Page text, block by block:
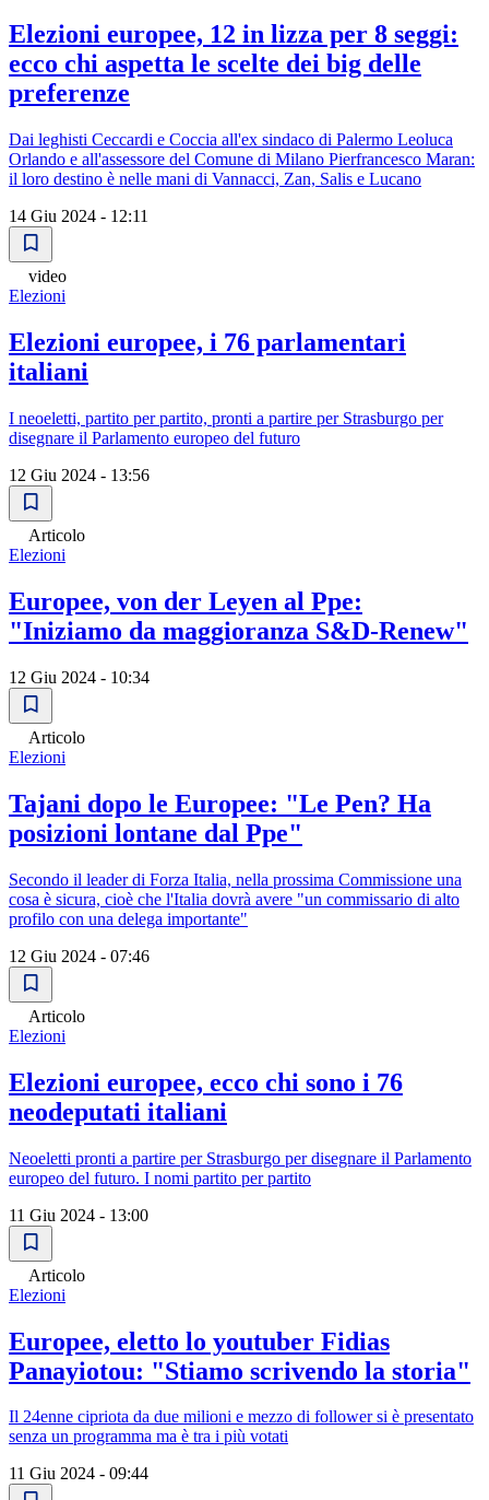
Elezioni europee, 12 in lizza per 8 seggi:
ecco chi aspetta le scelte dei big delle
preferenze
Dai leghisti Ceccardi e Coccia all'ex sindaco di Palermo Leoluca
Orlando e all'assessore del Comune di Milano Pierfrancesco Maran:
il loro destino è nelle mani di Vannacci, Zan, Salis e Lucano
14 Giu 2024 - 12:11
video
Elezioni
Elezioni europee, i 76 parlamentari
italiani
I neoeletti, partito per partito, pronti a partire per Strasburgo per
disegnare il Parlamento europeo del futuro
12 Giu 2024 - 13:56
Articolo
Elezioni
Europee, von der Leyen al Ppe:
"Iniziamo da maggioranza S&D-Renew"
12 Giu 2024 - 10:34
Articolo
Elezioni
Tajani dopo le Europee: "Le Pen? Ha
posizioni lontane dal Ppe"
Secondo il leader di Forza Italia, nella prossima Commissione una
cosa è sicura, cioè che l'Italia dovrà avere "un commissario di alto
profilo con una delega importante"
12 Giu 2024 - 07:46
Articolo
Elezioni
Elezioni europee, ecco chi sono i 76
neodeputati italiani
Neoeletti pronti a partire per Strasburgo per disegnare il Parlamento
europeo del futuro. I nomi partito per partito
11 Giu 2024 - 13:00
Articolo
Elezioni
Europee, eletto lo youtuber Fidias
Panayiotou: "Stiamo scrivendo la storia"
Il 24enne cipriota da due milioni e mezzo di follower si è presentato
senza un programma ma è tra i più votati
11 Giu 2024 - 09:44